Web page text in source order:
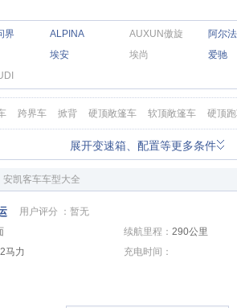
界 ALPINA AUXUN傲旋 阿尔
埃安 埃尚 爱驰
跨界车 掀背 硬顶敞篷车 软顶敞篷车 硬顶
展开变速箱、配置等更多条件
安凯客车车型大全
用户评分 ： 暂无
续航里程： 290公里
马力 充电时间：